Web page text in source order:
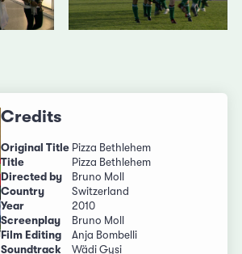
Credits
Original Title Pizza Bethlehem
Title
Pizza Bethlehem
Directed by
Bruno Moll
Country
Switzerland
Year
2010
Screenplay
Bruno Moll
Film Editing
Anja Bombelli
Soundtrack
Wädi Gysi